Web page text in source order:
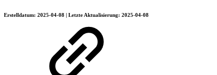
Erstelldatum: 2025-04-08 | Letzte Aktualisierung: 2025-04-08